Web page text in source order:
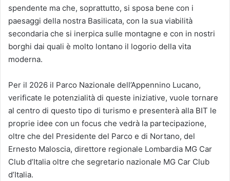
spendente ma che, soprattutto, si sposa bene con i
paesaggi della nostra Basilicata, con la sua viabilità
secondaria che si inerpica sulle montagne e con in nostri
borghi dai quali è molto lontano il logorio della vita
moderna.
Per il 2026 il Parco Nazionale dell’Appennino Lucano,
verificate le potenzialità di queste iniziative, vuole tornare
al centro di questo tipo di turismo e presenterà alla BIT le
proprie idee con un focus che vedrà la partecipazione,
oltre che del Presidente del Parco e di Nortano, del
Ernesto Maloscia, direttore regionale Lombardia MG Car
Club d’Italia oltre che segretario nazionale MG Car Club
d’Italia.